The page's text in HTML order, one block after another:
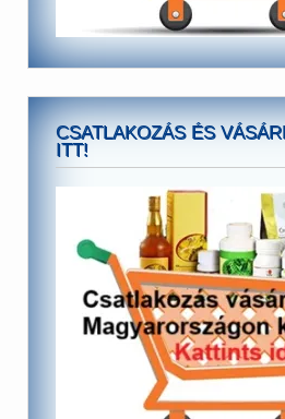
CSATLAKOZÁS ÉS
ITT!